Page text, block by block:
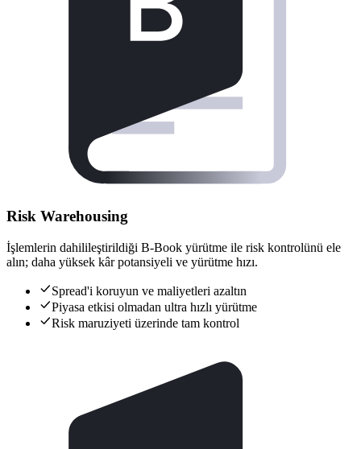
Risk Warehousing
İşlemlerin dahilileştirildiği B-Book yürütme ile risk kontrolünü ele
alın; daha yüksek kâr potansiyeli ve yürütme hızı.
Spread'i koruyun ve maliyetleri azaltın
Piyasa etkisi olmadan ultra hızlı yürütme
Risk maruziyeti üzerinde tam kontrol